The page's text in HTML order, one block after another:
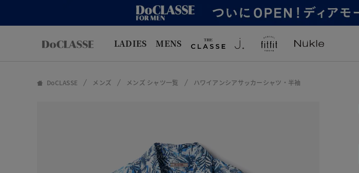
LADIES MENS
DoCLASSE メンズ メンズ シャツ一覧 ハワイアンシアサッカーシャツ・半袖